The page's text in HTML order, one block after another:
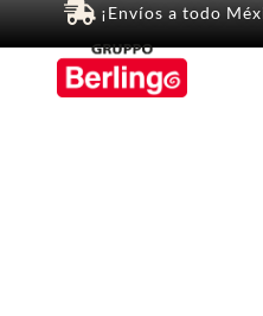
¡Envíos a todo